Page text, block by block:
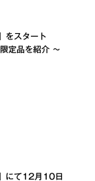
をスタート
定品を紹介 ～
にて12月10日